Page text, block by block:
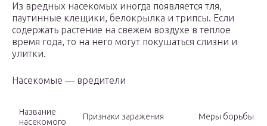
Из вредных насекомых иногда появляется тля,
паутинные клещики, белокрылка и трипсы. Если
содержать растение на свежем воздухе в теплое
время года, то на него могут покушаться слизни и
улитки.
Насекомые — вредители
Название
насекомого
Признаки заражения Меры борьбы